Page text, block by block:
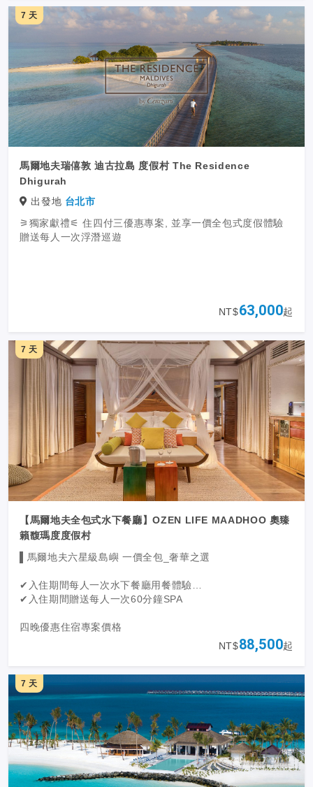
7 天
馬爾地夫瑞僖敦 迪古拉島 度假村 The Residence
Dhigurah
出發地 台北市
⚞獨家獻禮⚟ 住四付三優惠專案, 並享一價全包式度假體驗
贈送每人一次浮潛巡遊
NT$63,000起
7 天
【馬爾地夫全包式水下餐廳】OZEN LIFE MAADHOO 奧臻
籟馥瑪度度假村
▌馬爾地夫六星級島嶼 一價全包_奢華之選
✔入住期間每人一次水下餐廳用餐體驗
✔入住期間贈送每人一次60分鐘SPA
四晚優惠住宿專案價格
NT$88,500起
7 天